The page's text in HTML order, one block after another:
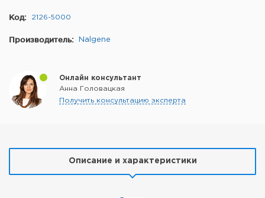
Код: 2126-5000
Производитель: Nalgene
Онлайн консультант
Анна Головацкая
Получить консультацию эксперта
Описание и характеристики